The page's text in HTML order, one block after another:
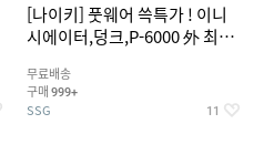
[나이키] 풋웨어 쓱특가 ! 이니
시에이터,덩크,P-6000 外 최대
무료배송
구매 999+
SSG 11